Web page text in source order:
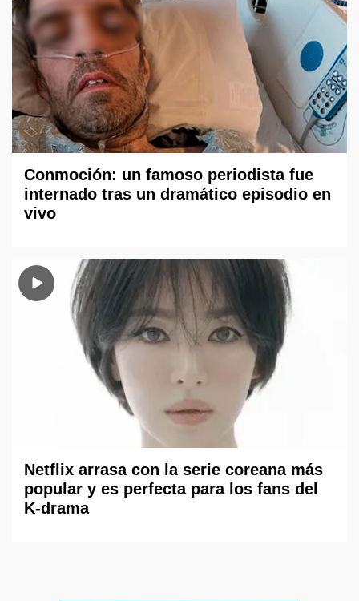
Conmoción: un famoso periodista fue
internado tras un dramático episodio en
vivo
Netflix arrasa con la serie coreana más
popular y es perfecta para los fans del
K-drama